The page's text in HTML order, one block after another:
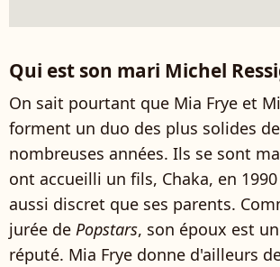
Qui est son mari Michel
On sait pourtant que Mia Frye et
forment un duo des plus solides
nombreuses années. Ils se sont
ont accueilli un fils, Chaka, en
aussi discret que ses parents.
jurée de Popstars, son époux est
réputé. Mia Frye donne d'ailleurs